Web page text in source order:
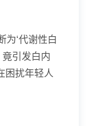
为‘代谢性白
竟引发白内
困扰年轻人